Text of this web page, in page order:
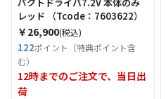
レッド （Tcode：7603622）
￥26,900(税込)
122ポイント（特典ポイント含
む）
12時までのご注文で、当日出
荷